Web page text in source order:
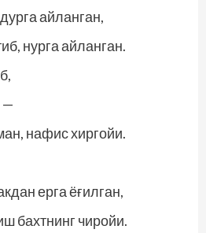
айланган,
нурга айланган.
—
нафис хиргойи.
ерга ёғилган,
бахтнинг чиройи.